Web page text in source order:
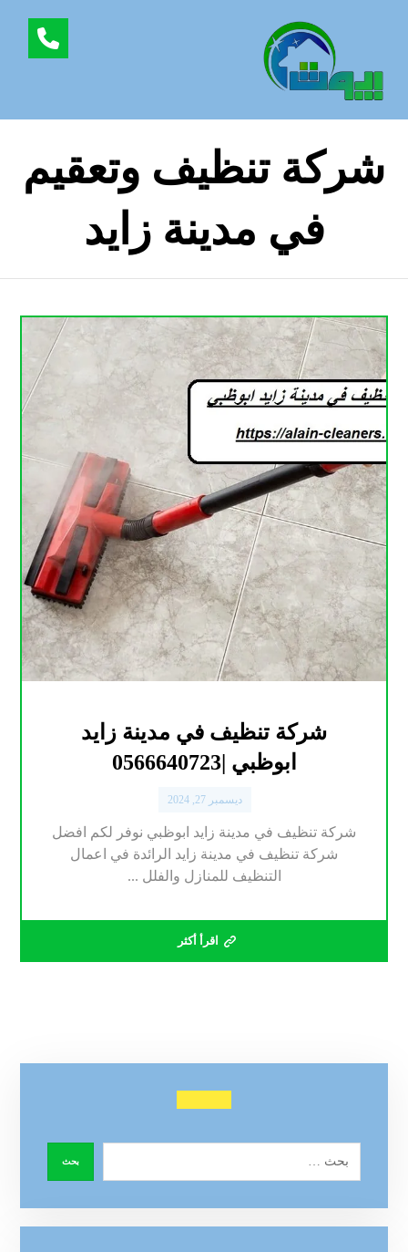
شركة تنظيف وتعقيم
في مدينة زايد
شركة تنظيف في مدينة زايد
ابوظبي |0566640723
ديسمبر 27, 2024
شركة تنظيف في مدينة زايد ابوظبي نوفر لكم افضل
شركة تنظيف في مدينة زايد الرائدة في اعمال
التنظيف للمنازل والفلل ...
اقرأ أكثر